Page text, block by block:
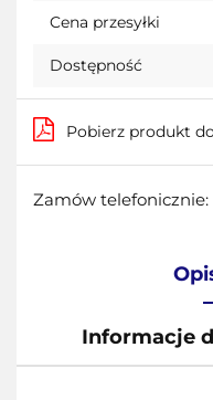
Cena przesyłki
Dostępność
Pobierz produkt
Zamów telefonicznie:
Informacje